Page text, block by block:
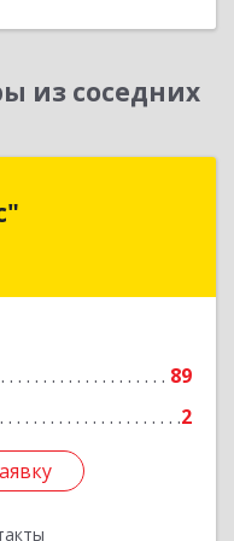
из соседних
89
2
Выборгский р-н,